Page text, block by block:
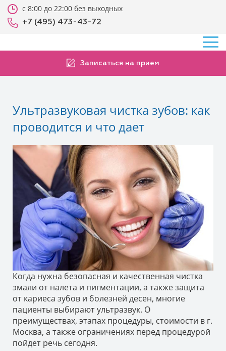
с 8:00 до 22:00 без выходных
+7 (495) 473-43-72
Записаться на прием
Ультразвуковая чистка зубов: как
проводится и что дает
Когда нужна безопасная и качественная чистка
эмали от налета и пигментации, а также защита
от кариеса зубов и болезней десен, многие
пациенты выбирают ультразвук. О
преимуществах, этапах процедуры, стоимости в г.
Москва, а также ограничениях перед процедурой
пойдет речь сегодня.